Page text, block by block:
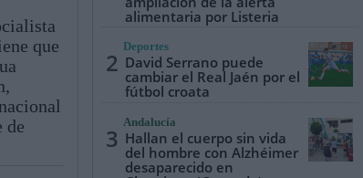
Deportes Jaén, Pueblo a Pueblo Gente Especiales
que
de
alimentaria por Listeria
2
Deportes
David Serrano puede
cambiar el Real Jaén por el
fútbol croata
3
Andalucía
Hallan el cuerpo sin vida
del hombre con Alzhéimer
desaparecido en